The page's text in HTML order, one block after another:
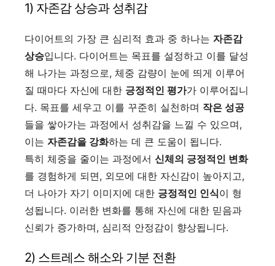
1) 자존감 상승과 성취감
다이어트의 가장 큰 심리적 효과 중 하나는 자존감
상승입니다. 다이어트는 목표를 설정하고 이를 달성
해 나가는 과정으로, 체중 감량이 눈에 띄게 이루어
질 때마다 자신에 대한 긍정적인 평가가 이루어집니
다. 목표를 세우고 이를 꾸준히 실천하며 작은 성공
들을 쌓아가는 과정에서 성취감을 느낄 수 있으며,
이는 자존감을 강화하는 데 큰 도움이 됩니다.
특히 체중을 줄이는 과정에서 신체의 긍정적인 변화
를 경험하게 되면, 외모에 대한 자신감이 높아지고,
더 나아가 자기 이미지에 대한 긍정적인 인식이 형
성됩니다. 이러한 변화를 통해 자신에 대한 믿음과
신뢰가 증가하며, 심리적 안정감이 향상됩니다.
2) 스트레스 해소와 기분 전환